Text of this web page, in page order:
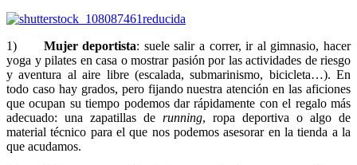
1) Mujer deportista: suele salir a correr, ir al gimnasio, hacer
yoga y pilates en casa o mostrar pasión por las actividades de riesgo
y aventura al aire libre (escalada, submarinismo, bicicleta…). En
todo caso hay grados, pero fijando nuestra atención en las aficiones
que ocupan su tiempo podemos dar rápidamente con el regalo más
adecuado: una zapatillas de running, ropa deportiva o algo de
material técnico para el que nos podemos asesorar en la tienda a la
que acudamos.